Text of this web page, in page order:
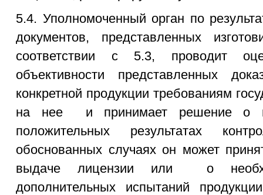
5.4. Уполномоченный орган по
документов, представленных
соответствии с 5.3, проводит
объективности представленных
конкретной продукции требованиям
на нее и принимает решение о
положительных результатах
обоснованных случаях он может
выдаче лицензии или о
дополнительных испытаний